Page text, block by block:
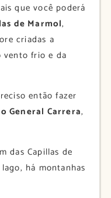
que você poderá
de Marmol,
criadas a
vento frio e da
então fazer
General Carrera,
das Capillas de
há montanhas